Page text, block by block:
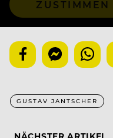
ZUSTIMMEN
GUSTAV JANTSCHER